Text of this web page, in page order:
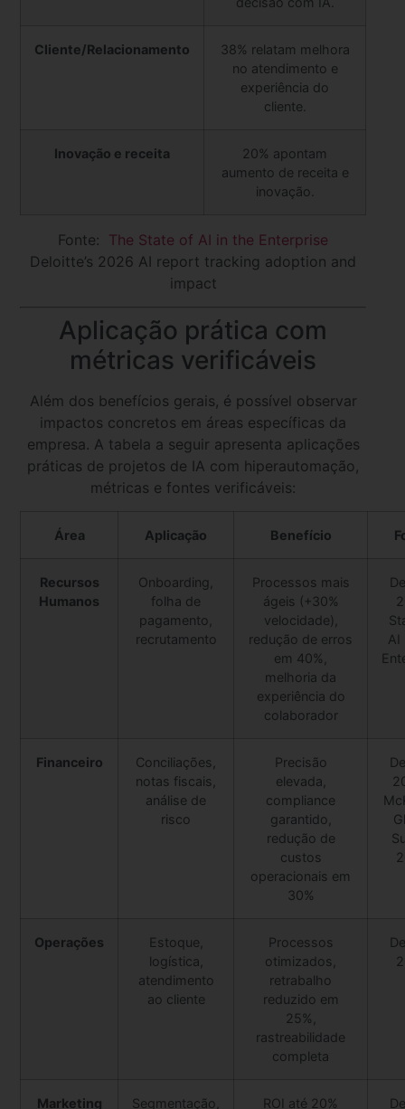
Cliente/Relacionamento
38% relatam melhora
no atendimento e
experiência do
cliente.
Inovação e receita
20% apontam
aumento de receita e
inovação.
Fonte: The State of AI in the Enterprise
Deloitte’s 2026 AI report tracking adoption and
impact
Aplicação prática com
métricas verificáveis
Além dos benefícios gerais, é possível observar
impactos concretos em áreas específicas da
empresa. A tabela a seguir apresenta aplicações
práticas de projetos de IA com hiperautomação,
métricas e fontes verificáveis:
Área Aplicação Benefício
Recursos
Humanos
Onboarding,
folha de
pagamento,
recrutamento
Processos mais
ágeis (+30%
velocidade),
redução de erros
em 40%,
melhoria da
experiência do
colaborador
AI
Financeiro
Conciliações,
notas fiscais,
análise de
risco
Precisão
elevada,
compliance
garantido,
redução de
custos
operacionais em
30%
Operações
Estoque,
logística,
atendimento
ao cliente
Processos
otimizados,
retrabalho
reduzido em
25%,
rastreabilidade
completa
Marketing
Segmentação,
ROI até 20%